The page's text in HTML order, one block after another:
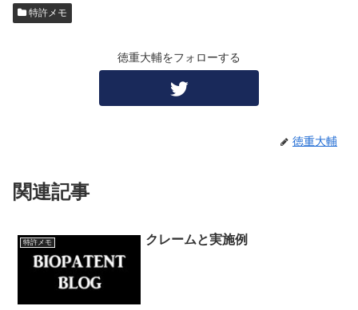
特許メモ
徳重大輔をフォローする
徳重大輔
関連記事
特許メモ クレームと実施例